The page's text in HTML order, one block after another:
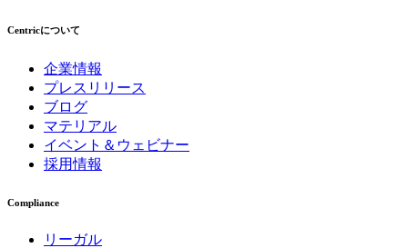
Centricについて
企業情報
プレスリリース
ブログ
マテリアル
イベント＆ウェビナー
採用情報
Compliance
リーガル